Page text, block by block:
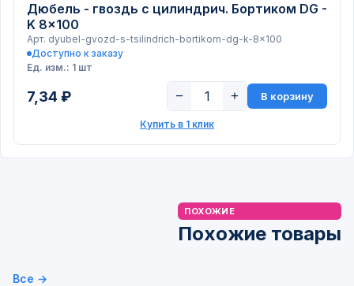
Дюбель - гвоздь с цилиндрич. Бортиком DG -
K 8x100
Арт. dyubel-gvozd-s-tsilindrich-bortikom-dg-k-8x100
Доступно к заказу
Ед. изм.: 1 шт
7,34 ₽ − + В корзину
Купить в 1 клик
ПОХОЖИЕ
Похожие товары
Все →